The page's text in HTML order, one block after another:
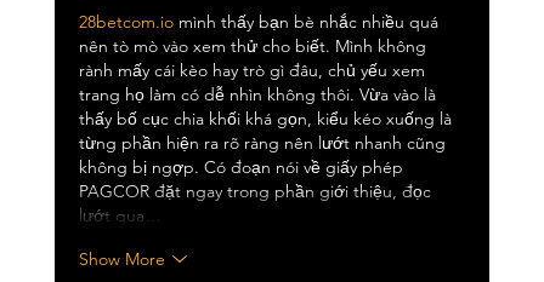
Former Operations
28betcom.io mình thấy bạn bè nhắc nhiều quá
nên tò mò vào xem thử cho biết. Mình không
rành mấy cái kèo hay trò gì đâu, chủ yếu xem
trang họ làm có dễ nhìn không thôi. Vừa vào là
thấy bố cục chia khối khá gọn, kiểu kéo xuống là
từng phần hiện ra rõ ràng nên lướt nhanh cũng
không bị ngợp. Có đoạn nói về giấy phép
PAGCOR đặt ngay trong phần giới thiệu, đọc
lướt qua…
Show More